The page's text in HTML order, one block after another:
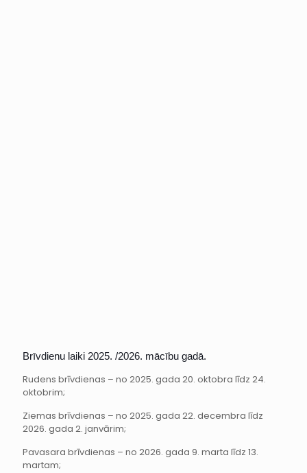
Brīvdienu laiki 2025. /2026. mācību gadā.
Rudens brīvdienas – no 2025. gada 20. oktobra līdz 24.
oktobrim;
Ziemas brīvdienas – no 2025. gada 22. decembra līdz
2026. gada 2. janvārim;
Pavasara brīvdienas – no 2026. gada 9. marta līdz 13.
martam;